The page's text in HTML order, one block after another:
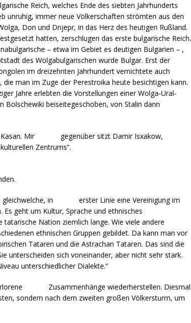
Reich, welches Ende des siebten Jahrhunderts
unruhig, immer neue Völkerschaften strömten aus den
Don und Dnjepr, in das Herz des heutigen Rußland.
hatten, zerschlugen das erste bulgarische Reich.
– etwa im Gebiet es deutigen Bulgarien – ,
des Wolgabulgarischen wurde Bulgar. Erst der
im dreizehnten Jahrhundert vernichtete auch
man im Zuge der Perestroika heute besichtigen kann.
Jahre erlebten die Vorstellungen einer Wolga-Ural-
Bolschewiki beiseitegeschoben, von Stalin dann
Kasan. Mir gegenüber sitzt Damir Isxakow,
Zentrums“.
gleichwelche, in erster Linie eine Vereinigung im
geht um Kultur, Sprache und ethnisches
Nation ziemlich lange. Wie viele andere
ethnischen Gruppen gebildet. Da kann man vor
Tataren und die Astrachan Tataren. Das sind die
unterscheiden sich voneinander, aber nicht sehr stark.
unterschiedlicher Dialekte.“
Zusammenhänge wiederherstellen. Diesmal
sondern nach dem zweiten großen Völkersturm, um